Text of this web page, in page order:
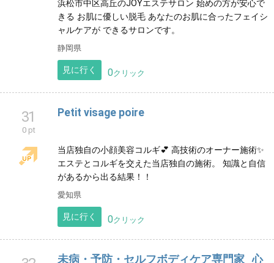
浜松市中区高丘のJOYエステサロン 始めの方が安心で
きる お肌に優しい脱毛 あなたのお肌に合ったフェイシ
ャルケアが できるサロンです。
静岡県
見に行く 0クリック
31
0 pt
Petit visage poire
当店独自の小顔美容コルギ💕 高技術のオーナー施術✨
エステとコルギを交えた当店独自の施術。 知識と自信
があるから出る結果！！
愛知県
見に行く 0 クリック